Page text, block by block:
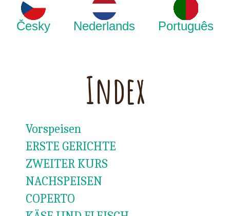
Česky Nederlands Português
Index
Vorspeisen
ERSTE GERICHTE
ZWEITER KURS
NACHSPEISEN
COPERTO